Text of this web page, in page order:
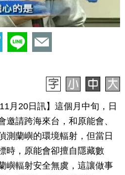
月20日訊】這個月中旬，日
邀請跨海來台，和原能會、
測蘭嶼的環境輻射，但當日
時，原能會卻擅自隱藏數
嶼輻射安全無虞，這讓做事